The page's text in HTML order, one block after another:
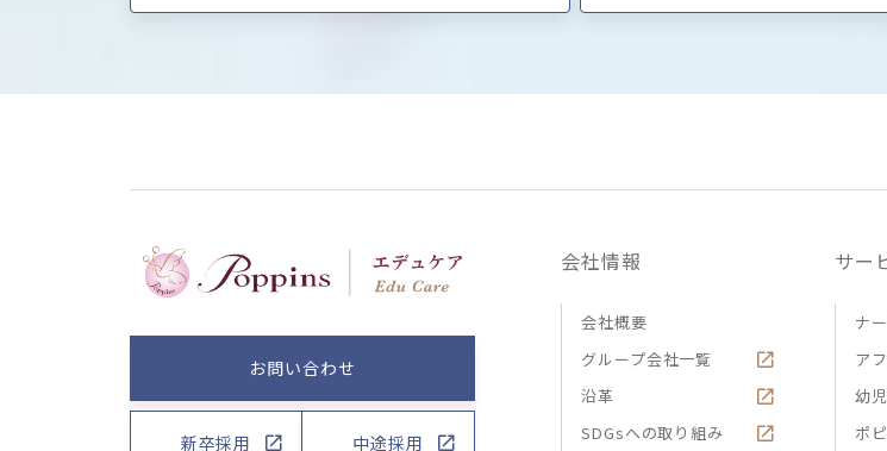
お問い合わせ
新卒採用 中途採用
会社情報
会社概要
グループ会社一覧
沿革
SDGsへの取り組み
サー
ナ
ア
幼
ポ